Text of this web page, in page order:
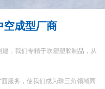
空成型厂商
，我们专精于吹塑塑胶制品，从
服务，使我们成为珠三角领域同